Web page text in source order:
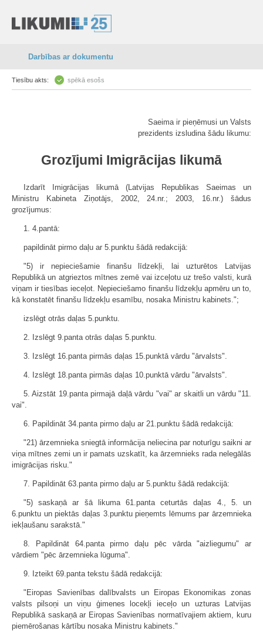
Darbības ar dokumentu
Tiesību akts: spēkā esošs
Saeima ir pieņēmusi un Valsts
prezidents izsludina šādu likumu:
Grozījumi Imigrācijas likumā
Izdarīt Imigrācijas likumā (Latvijas Republikas Saeimas un
Ministru Kabineta Ziņotājs, 2002, 24.nr.; 2003, 16.nr.) šādus
grozījumus:
1. 4.pantā:
papildināt pirmo daļu ar 5.punktu šādā redakcijā:
"5) ir nepieciešamie finanšu līdzekļi, lai uzturētos Latvijas
Republikā un atgrieztos mītnes zemē vai izceļotu uz trešo valsti, kurā
viņam ir tiesības ieceļot. Nepieciešamo finanšu līdzekļu apmēru un to,
kā konstatēt finanšu līdzekļu esamību, nosaka Ministru kabinets.";
izslēgt otrās daļas 5.punktu.
2. Izslēgt 9.panta otrās daļas 5.punktu.
3. Izslēgt 16.panta pirmās daļas 15.punktā vārdu "ārvalsts".
4. Izslēgt 18.panta pirmās daļas 10.punktā vārdu "ārvalsts".
5. Aizstāt 19.panta pirmajā daļā vārdu "vai" ar skaitli un vārdu "11.
vai".
6. Papildināt 34.panta pirmo daļu ar 21.punktu šādā redakcijā:
"21) ārzemnieka sniegtā informācija neliecina par noturīgu saikni ar
viņa mītnes zemi un ir pamats uzskatīt, ka ārzemnieks rada nelegālās
imigrācijas risku."
7. Papildināt 63.panta pirmo daļu ar 5.punktu šādā redakcijā:
"5) saskaņā ar šā likuma 61.panta ceturtās daļas 4., 5. un
6.punktu un piektās daļas 3.punktu pieņemts lēmums par ārzemnieka
iekļaušanu sarakstā."
8. Papildināt 64.panta pirmo daļu pēc vārda "aizliegumu" ar
vārdiem "pēc ārzemnieka lūguma".
9. Izteikt 69.panta tekstu šādā redakcijā:
"Eiropas Savienības dalībvalsts un Eiropas Ekonomikas zonas
valsts pilsoņi un viņu ģimenes locekļi ieceļo un uzturas Latvijas
Republikā saskaņā ar Eiropas Savienības normatīvajiem aktiem, kuru
piemērošanas kārtību nosaka Ministru kabinets."